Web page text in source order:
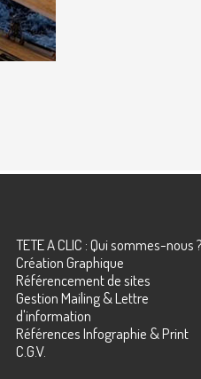
TETE A CLIC : Qui sommes-nous ?
Création Graphique
Référencement de sites
Gestion Mailing & Lettre
d'information
Références Infographie & Print
C.G.V.